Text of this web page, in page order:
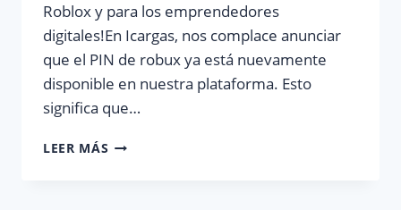
Roblox y para los emprendedores
digitales!En Icargas, nos complace anunciar
que el PIN de robux ya está nuevamente
disponible en nuestra plataforma. Esto
significa que…
LEER MÁS ¡EL